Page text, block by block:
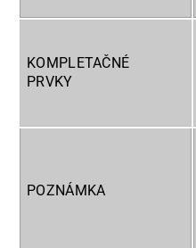
KOMPLETAČNÉ
PRVKY
POZNÁMKA